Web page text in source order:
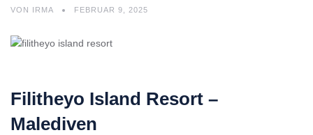
VON IRMA FEBRUAR 9, 2025
Filitheyo Island Resort –
Malediven